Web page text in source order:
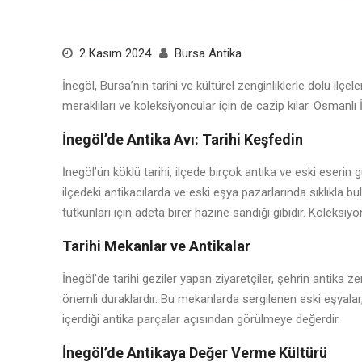
2 Kasım 2024 Bursa Antika
İnegöl, Bursa’nın tarihi ve kültürel zenginliklerle dolu
meraklıları ve koleksiyoncular için de cazip kılar.
İnegöl’de Antika Avı: Tarihi Keşfedin
İnegöl’ün köklü tarihi, ilçede birçok antika ve eski eserin
ilçedeki antikacılarda ve eski eşya pazarlarında sıklıkla
tutkunları için adeta birer hazine sandığı gibidir.
Tarihi Mekanlar ve Antikalar
İnegöl’de tarihi geziler yapan ziyaretçiler, şehrin antika
önemli duraklardır. Bu mekanlarda sergilenen eski
içerdiği antika parçalar açısından görülmeye değerdir.
İnegöl’de Antikaya Değer Verme Kültürü